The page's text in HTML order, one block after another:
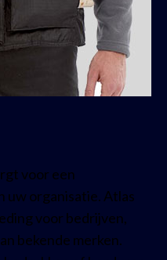
voor een
uw organisatie. Atlas
voor bedrijven,
bekende merken.